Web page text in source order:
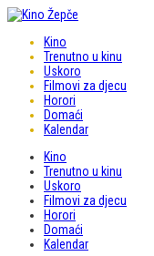
Kino
Trenutno u kinu
Uskoro
Filmovi za djecu
Horori
Domaći
Kalendar
Kino
Trenutno u kinu
Uskoro
Filmovi za djecu
Horori
Domaći
Kalendar